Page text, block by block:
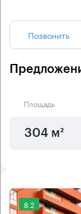
Позвонить
Площадь
304 м²
8.2